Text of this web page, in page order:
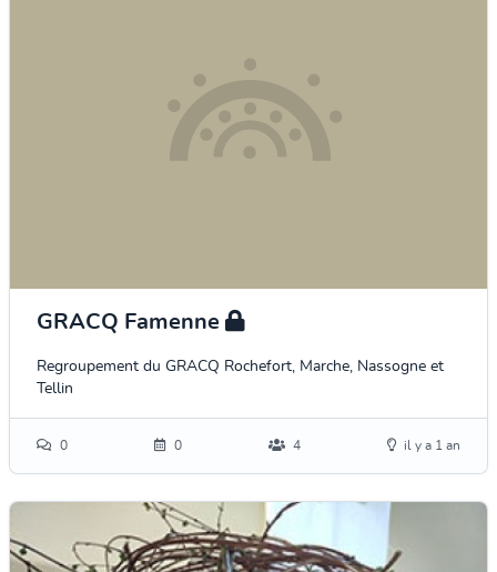
GRACQ Famenne
Regroupement du GRACQ Rochefort, Marche, Nassogne et
Tellin
0 0 4 il y a 1 an